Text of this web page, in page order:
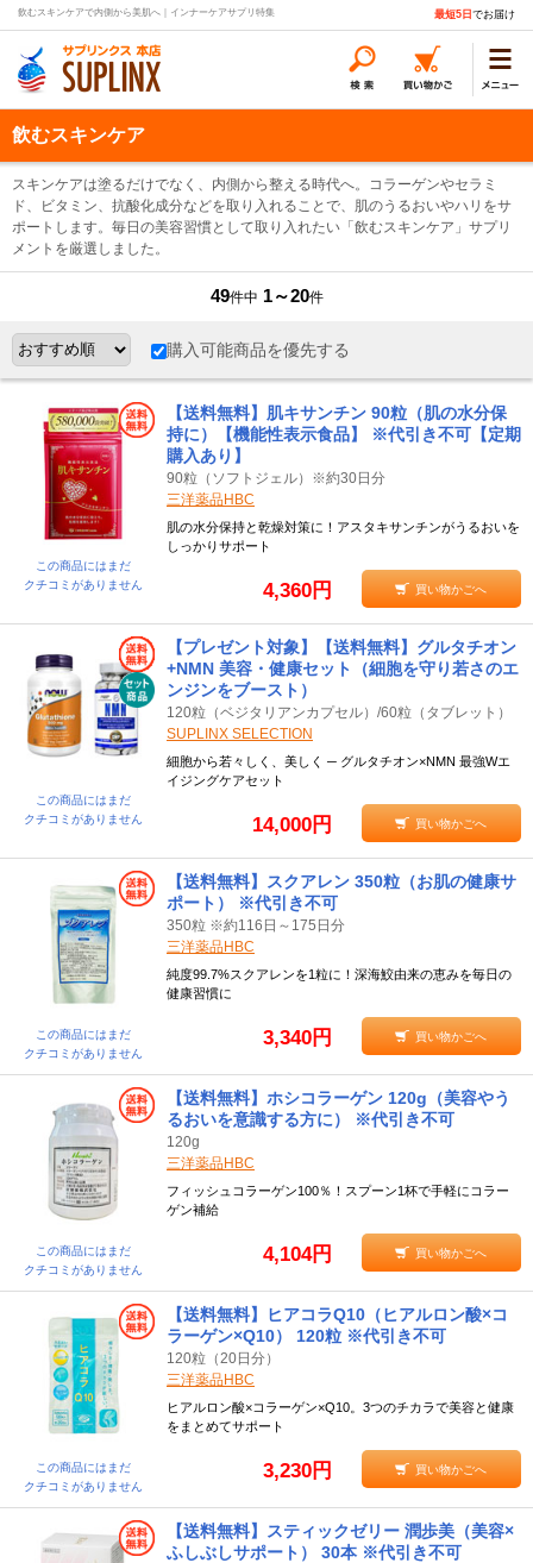
飲むスキンケアで内側から美肌へ｜インナーケアサプリ特集 最短5日 でお届け
飲むスキンケア
スキンケアは塗るだけでなく、内側から整える時代へ。コラーゲンやセラミ
ド、ビタミン、抗酸化成分などを取り入れることで、肌のうるおいやハリをサ
ポートします。毎日の美容習慣として取り入れたい「飲むスキンケア」サプリ
メントを厳選しました。
49件中 1～20件
購入可能商品を優先する
この商品にはまだ
クチコミがありません
【送料無料】肌キサンチン 90粒（肌の水分保
持に）【機能性表示食品】 ※代引き不可【定期
購入あり】
90粒（ソフトジェル）※約30日分
三洋薬品HBC
肌の水分保持と乾燥対策に！アスタキサンチンがうるおいを
しっかりサポート
4,360円 買い物かごへ
この商品にはまだ
クチコミがありません
【プレゼント対象】【送料無料】グルタチオン
+NMN 美容・健康セット（細胞を守り若さのエ
ンジンをブースト）
120粒（ベジタリアンカプセル）/60粒（タブレット）
SUPLINX SELECTION
細胞から若々しく、美しく ─ グルタチオン×NMN 最強Wエ
イジングケアセット
14,000円 買い物かごへ
この商品にはまだ
クチコミがありません
【送料無料】スクアレン 350粒（お肌の健康サ
ポート） ※代引き不可
350粒 ※約116日～175日分
三洋薬品HBC
純度99.7%スクアレンを1粒に！深海鮫由来の恵みを毎日の
健康習慣に
3,340円 買い物かごへ
この商品にはまだ
クチコミがありません
【送料無料】ホシコラーゲン 120g（美容やう
るおいを意識する方に） ※代引き不可
120g
三洋薬品HBC
フィッシュコラーゲン100％！スプーン1杯で手軽にコラー
ゲン補給
4,104円 買い物かごへ
この商品にはまだ
クチコミがありません
【送料無料】ヒアコラQ10（ヒアルロン酸×コ
ラーゲン×Q10） 120粒 ※代引き不可
120粒（20日分）
三洋薬品HBC
ヒアルロン酸×コラーゲン×Q10。3つのチカラで美容と健康
をまとめてサポート
3,230円 買い物かごへ
【送料無料】スティックゼリー 潤歩美（美容×
ふしぶしサポート） 30本 ※代引き不可